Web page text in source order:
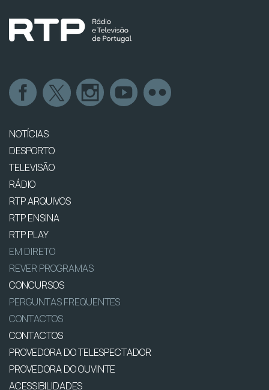
NOTÍCIAS
DESPORTO
TELEVISÃO
RÁDIO
RTP ARQUIVOS
RTP ENSINA
RTP PLAY
EM DIRETO
REVER PROGRAMAS
CONCURSOS
PERGUNTAS FREQUENTES
CONTACTOS
CONTACTOS
PROVEDORA DO TELESPECTADOR
PROVEDORA DO OUVINTE
ACESSIBILIDADES